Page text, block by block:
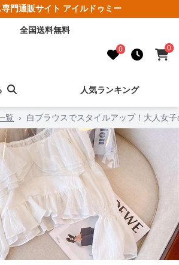
専門通販サイト アイルドゥミー
全国送料無料
0 0
人気ランキング
覧 › 白ブラウスでスタイルアップ！大人女